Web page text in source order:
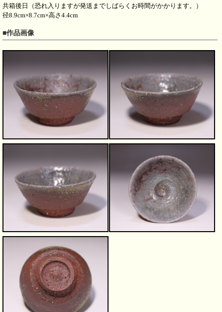
共箱後日（恐れ入りますが発送までしばらくお時間がかかります。）
径8.9cm×8.7cm×高さ4.4cm
■作品画像